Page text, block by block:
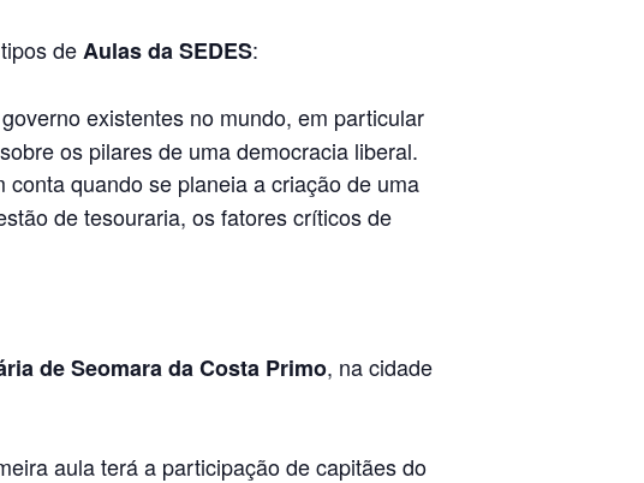
deAulas da SEDES:
existentes no mundo, em particular
os pilares de uma democracia liberal.
quando se planeia a criação de uma
de tesouraria, os fatores críticos de
de Seomara da Costa Primo, na cidade
aula terá a participação de capitães do